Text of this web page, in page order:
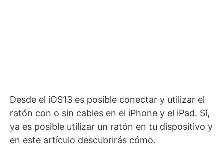
Desde el iOS13 es posible conectar y utilizar el
ratón con o sin cables en el iPhone y el iPad. Sí,
ya es posible utilizar un ratón en tu dispositivo y
en este artículo descubrirás cómo.